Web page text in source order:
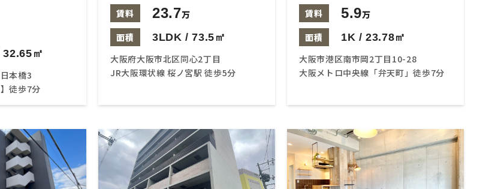
㎡
本橋3
徒歩7分
賃料 23.7万
面積
3LDK / 73.5㎡
大阪府大阪市北区同心2丁目
JR大阪環状線 桜ノ宮駅 徒歩5分
賃料 5.9万
面積
1K / 23.78㎡
大阪市港区南市岡2丁目10-28
大阪メトロ中央線「弁天町」徒歩7分